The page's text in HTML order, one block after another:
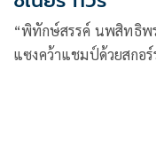
“พิทักษ์สรรค์ นพสิทธิพ
แซงคว้าแชมป์ด้วยสกอ